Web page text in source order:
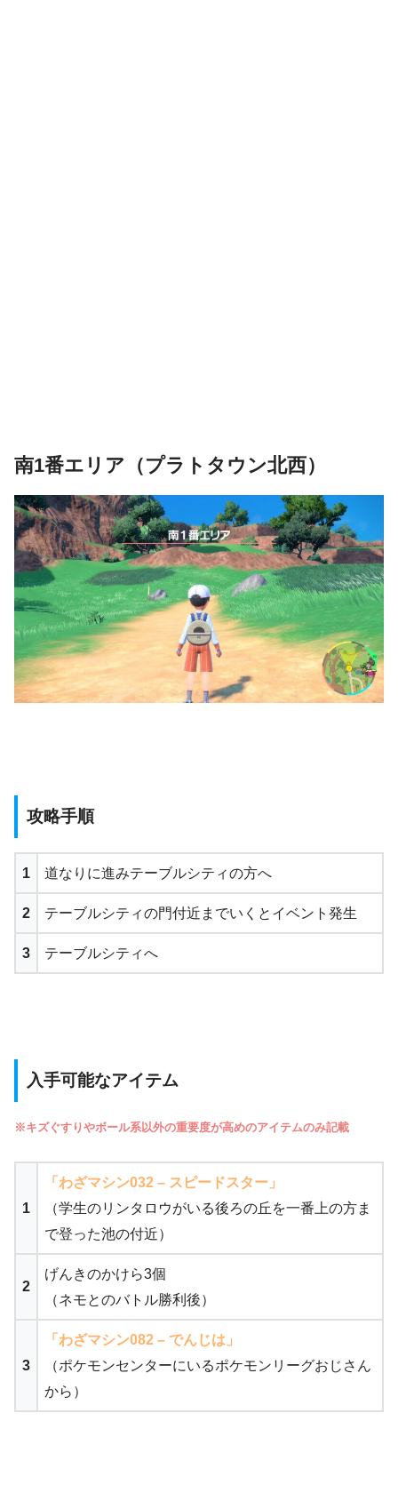
南1番エリア（プラトタウン北西）
攻略手順
1 道なりに進みテーブルシティの方へ
2 テーブルシティの門付近までいくとイベント発生
3 テーブルシティへ
入手可能なアイテム
※キズぐすりやボール系以外の重要度が高めのアイテムのみ記載
1
「わざマシン032 – スピードスター」
（学生のリンタロウがいる後ろの丘を一番上の方ま
で登った池の付近）
2
げんきのかけら3個
（ネモとのバトル勝利後）
3
「わざマシン082 – でんじは」
（ポケモンセンターにいるポケモンリーグおじさん
から）